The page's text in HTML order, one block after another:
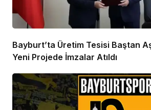
Bayburt’ta Üretim Tesisi Baştan
Yeni Projede İmzalar Atıldı